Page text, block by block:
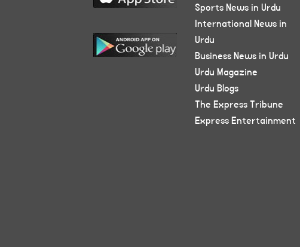
Sports News in Urdu
International News in
Urdu
Business News in Urdu
Urdu Magazine
Urdu Blogs
The Express Tribune
Express Entertainment